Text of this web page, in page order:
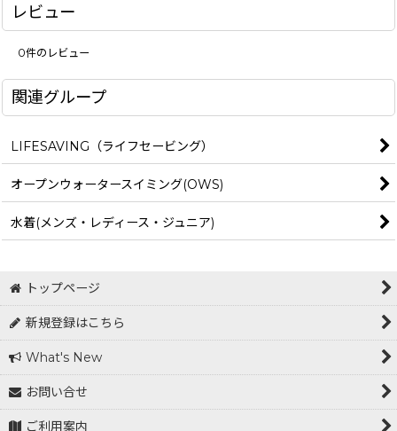
レビュー
0件のレビュー
関連グループ
LIFESAVING（ライフセービング）
オープンウォータースイミング(OWS)
水着(メンズ・レディース・ジュニア)
トップページ
新規登録はこちら
What's New
お問い合せ
ご利用案内